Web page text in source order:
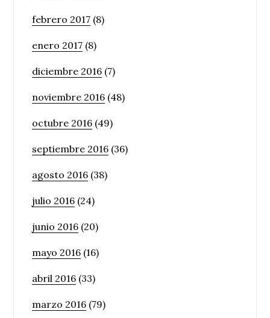
febrero 2017 (8)
enero 2017 (8)
diciembre 2016 (7)
noviembre 2016 (48)
octubre 2016 (49)
septiembre 2016 (36)
agosto 2016 (38)
julio 2016 (24)
junio 2016 (20)
mayo 2016 (16)
abril 2016 (33)
marzo 2016 (79)